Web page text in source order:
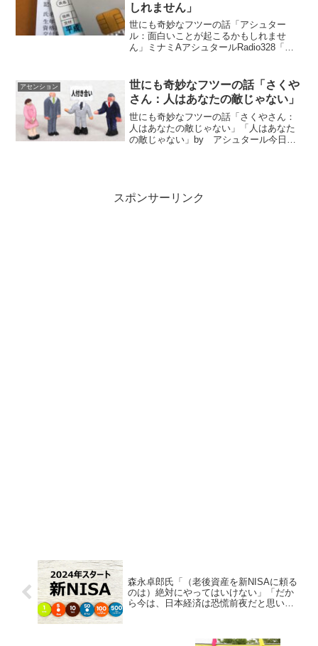
しれません」
世にも奇妙なフツーの話「アシュター
ル：面白いことが起こるかもしれませ
ん」ミナミAアシュタールRadio328「現
るか」信用されてないってことがわかっ
て...
アセンション
世にも奇妙なフツーの話「さくや
さん：人はあなたの敵じゃない」
世にも奇妙なフツーの話「さくやさん：
人はあなたの敵じゃない」「人はあなた
の敵じゃない」by アシュタール今日は
スポンサーリンク
森永卓郎氏「（老後資産を新NISAに頼る
のは）絶対にやってはいけない」「だか
ら今は、日本経済は恐慌前夜だと思いま